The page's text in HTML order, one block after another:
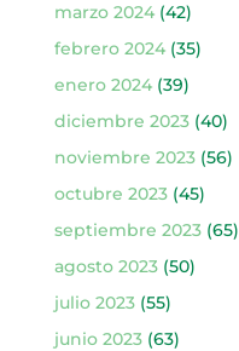
marzo 2024(42)
febrero 2024(35)
enero 2024(39)
diciembre 2023(40)
noviembre 2023(56)
octubre 2023(45)
septiembre 2023(65)
agosto 2023(50)
julio 2023(55)
junio 2023(63)